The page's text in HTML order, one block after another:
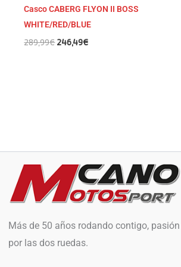
Casco CABERG FLYON II BOSS
WHITE/RED/BLUE
289,99€246,49€
Más de 50 años rodando contigo, pasión
por las dos ruedas.